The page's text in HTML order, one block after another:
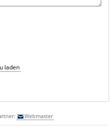
laden
Webmaster